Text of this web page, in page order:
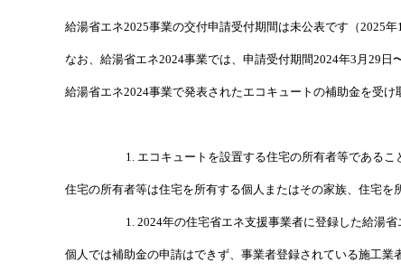
給湯省エネ2025事業の交付申請受付期間は未公表です（2025年
なお、給湯省エネ2024事業では、申請受付期間2024年3月29日
給湯省エネ2024事業で発表されたエコキュートの補助金を受け
エコキュートを設置する住宅の所有者等であるこ
住宅の所有者等は住宅を所有する個人またはその家族、住宅
2024年の住宅省エネ支援事業者に登録した給湯
個人では補助金の申請はできず、事業者登録されている施工業